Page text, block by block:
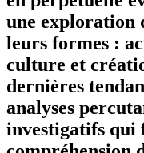
une exploration
leurs formes :
culture et
dernières
analyses
investigatifs qui